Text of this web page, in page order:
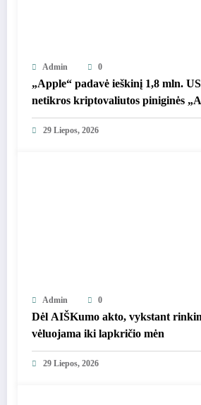
Admin 0
„Apple“ padavė ieškinį 1,8 mln.
netikros kriptovaliutos piniginės
29 Liepos, 2026
Admin 0
Dėl AIŠKumo akto, vykstant
vėluojama iki lapkričio mėn
29 Liepos, 2026